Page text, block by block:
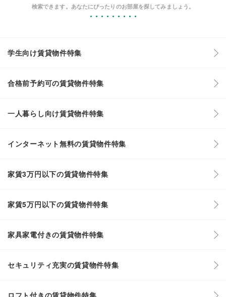
検索できます。あなたにぴったりのお部屋を探してみましょう。
学生向け賃貸物件特集
合格前予約可の賃貸物件特集
一人暮らし向け賃貸物件特集
インターネット無料の賃貸物件特集
家賃3万円以下の賃貸物件特集
家賃5万円以下の賃貸物件特集
家具家電付きの賃貸物件特集
セキュリティ充実の賃貸物件特集